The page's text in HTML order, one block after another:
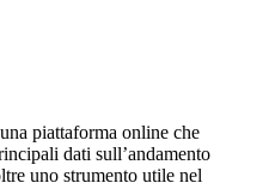
piattaforma online che
dati sull’andamento
uno strumento utile nel